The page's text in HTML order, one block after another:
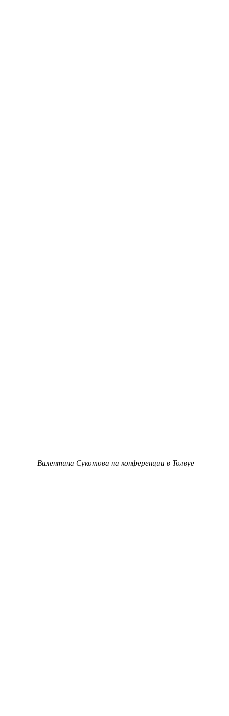
Валентина Сукотова на конференции в Толвуе